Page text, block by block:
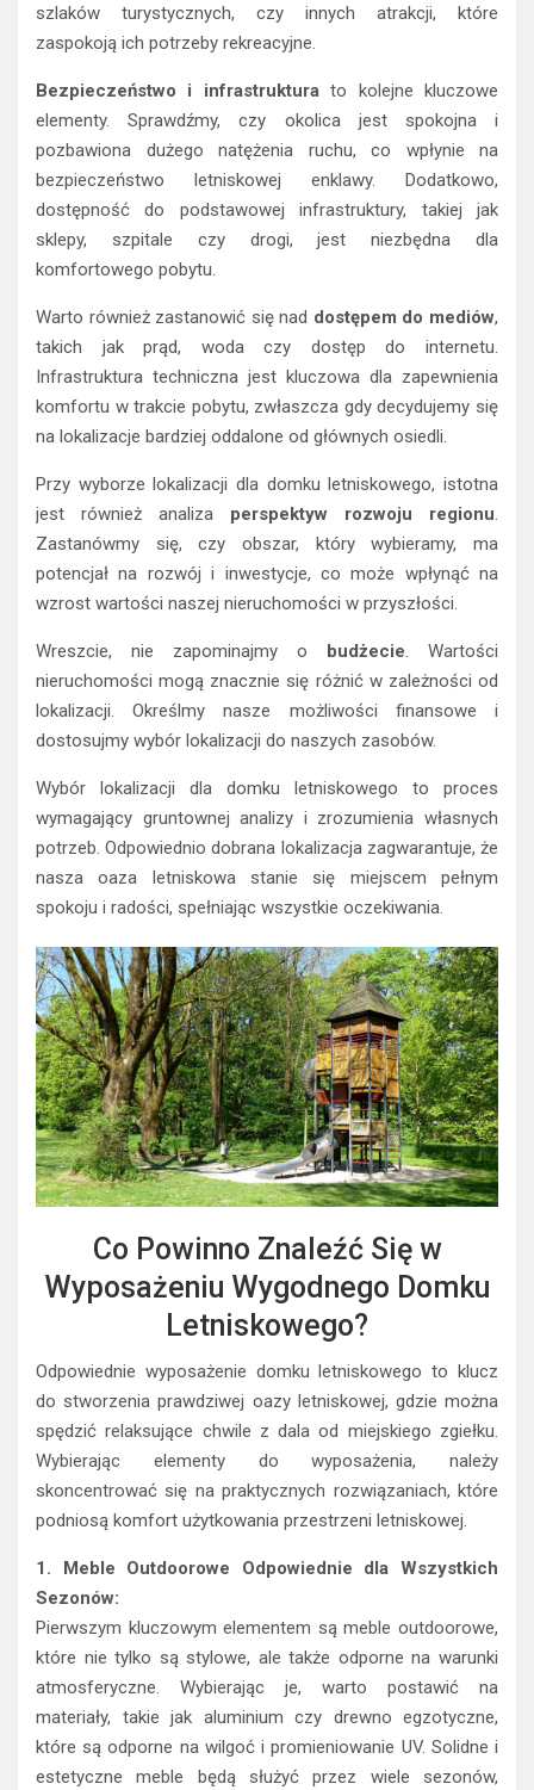
szlaków turystycznych, czy innych atrakcji, które
zaspokoją ich potrzeby rekreacyjne.
Bezpieczeństwo i infrastrukturato kolejne kluczowe
elementy. Sprawdźmy, czy okolica jest spokojna i
pozbawiona dużego natężenia ruchu, co wpłynie na
bezpieczeństwo letniskowej enklawy. Dodatkowo,
dostępność do podstawowej infrastruktury, takiej jak
sklepy, szpitale czy drogi, jest niezbędna dla
komfortowego pobytu.
Warto również zastanowić się nad dostępem do mediów,
takich jak prąd, woda czy dostęp do internetu.
Infrastruktura techniczna jest kluczowa dla zapewnienia
komfortu w trakcie pobytu, zwłaszcza gdy decydujemy się
na lokalizacje bardziej oddalone od głównych osiedli.
Przy wyborze lokalizacji dla domku letniskowego, istotna
jest również analiza perspektyw rozwoju regionu.
Zastanówmy się, czy obszar, który wybieramy, ma
potencjał na rozwój i inwestycje, co może wpłynąć na
wzrost wartości naszej nieruchomości w przyszłości.
Wreszcie, nie zapominajmy o budżecie. Wartości
nieruchomości mogą znacznie się różnić w zależności od
lokalizacji. Określmy nasze możliwości finansowe i
dostosujmy wybór lokalizacji do naszych zasobów.
Wybór lokalizacji dla domku letniskowego to proces
wymagający gruntownej analizy i zrozumienia własnych
potrzeb. Odpowiednio dobrana lokalizacja zagwarantuje, że
nasza oaza letniskowa stanie się miejscem pełnym
spokoju i radości, spełniając wszystkie oczekiwania.
Co Powinno Znaleźć Się w
Wyposażeniu Wygodnego Domku
Letniskowego?
Odpowiednie wyposażenie domku letniskowego to klucz
do stworzenia prawdziwej oazy letniskowej, gdzie można
spędzić relaksujące chwile z dala od miejskiego zgiełku.
Wybierając elementy do wyposażenia, należy
skoncentrować się na praktycznych rozwiązaniach, które
podniosą komfort użytkowania przestrzeni letniskowej.
1. Meble Outdoorowe Odpowiednie dla Wszystkich
Sezonów:
Pierwszym kluczowym elementem są meble outdoorowe,
które nie tylko są stylowe, ale także odporne na warunki
atmosferyczne. Wybierając je, warto postawić na
materiały, takie jak aluminium czy drewno egzotyczne,
które są odporne na wilgoć i promieniowanie UV. Solidne i
estetyczne meble będą służyć przez wiele sezonów,